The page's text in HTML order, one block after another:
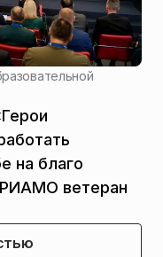
на благо
ветеран